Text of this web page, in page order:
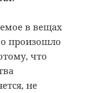
в вещах
произошло
что
не